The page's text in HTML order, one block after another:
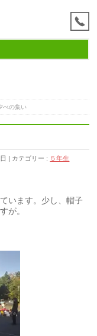
べの集い
カテゴリー : ５年生
います。少し、帽子
が。